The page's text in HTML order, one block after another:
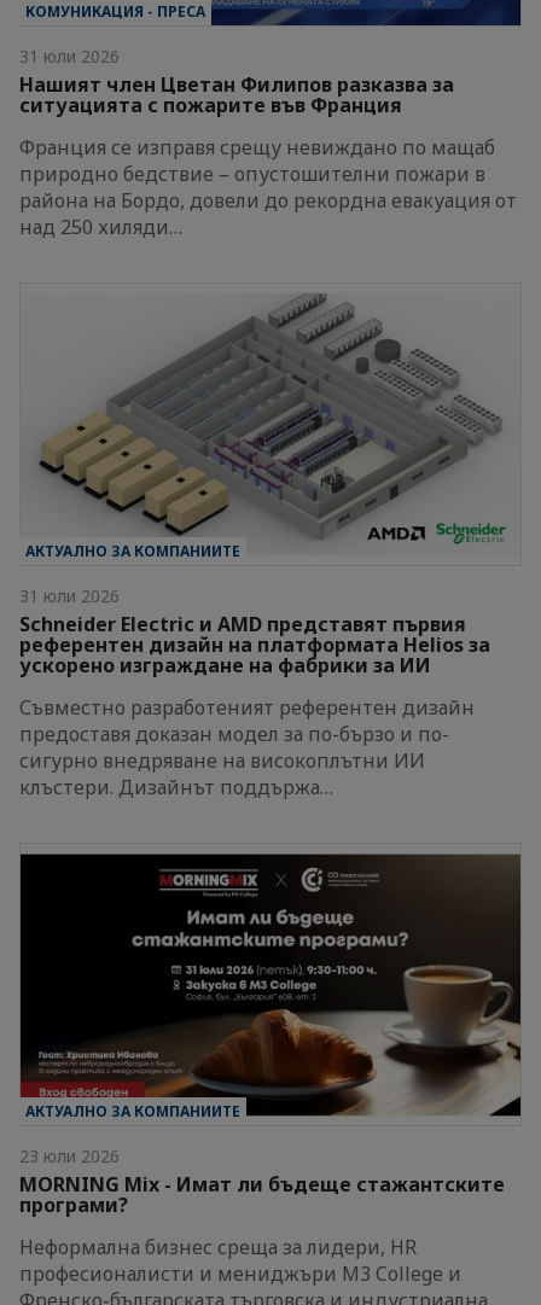
КОМУНИКАЦИЯ - ПРЕСА
31 юли 2026
Нашият член Цветан Филипов разказва за
ситуацията с пожарите във Франция
Франция се изправя срещу невиждано по мащаб
природно бедствие – опустошителни пожари в
района на Бордо, довели до рекордна евакуация от
над 250 хиляди…
АКТУАЛНО ЗА КОМПАНИИТЕ
31 юли 2026
Schneider Electric и AMD представят първия
референтен дизайн на платформата Helios за
ускорено изграждане на фабрики за ИИ
Съвместно разработеният референтен дизайн
предоставя доказан модел за по-бързо и по-
сигурно внедряване на високоплътни ИИ
клъстери. Дизайнът поддържа…
АКТУАЛНО ЗА КОМПАНИИТЕ
23 юли 2026
MORNING Mix - Имат ли бъдеще стажантските
програми?
Неформална бизнес среща за лидери, HR
професионалисти и мениджъри M3 College и